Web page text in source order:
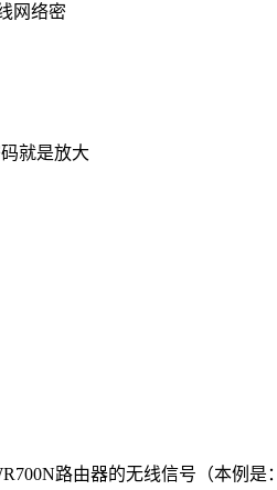
网络密
就是放大
路由器的无线信号（本例是：